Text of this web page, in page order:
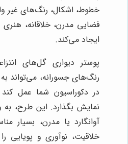
خطوط، اشکال، رنگ‌های غیر
فضایی مدرن، خلاقانه،
ایجاد می‌کند.
پوستر دیواری گل‌های
رنگ‌های جسورانه، می‌تواند
در دکوراسیون شما عمل
نمایش بگذارد. این طرح،
آوانگارد یا مدرن،
خلاقیت، نوآوری و پویایی